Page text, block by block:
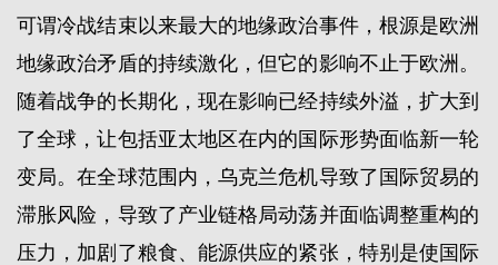
可谓冷战结束以来最大的地缘政治事件，根源是欧洲
地缘政治矛盾的持续激化，但它的影响不止于欧洲。
随着战争的长期化，现在影响已经持续外溢，扩大到
了全球，让包括亚太地区在内的国际形势面临新一轮
变局。在全球范围内，乌克兰危机导致了国际贸易的
滞胀风险，导致了产业链格局动荡并面临调整重构的
压力，加剧了粮食、能源供应的紧张，特别是使国际